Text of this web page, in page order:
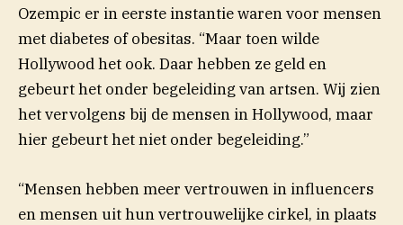
Ozempic er in eerste instantie waren voor mensen
met diabetes of obesitas. “Maar toen wilde
Hollywood het ook. Daar hebben ze geld en
gebeurt het onder begeleiding van artsen. Wij zien
het vervolgens bij de mensen in Hollywood, maar
hier gebeurt het niet onder begeleiding.”
“Mensen hebben meer vertrouwen in influencers
en mensen uit hun vertrouwelijke cirkel, in plaats